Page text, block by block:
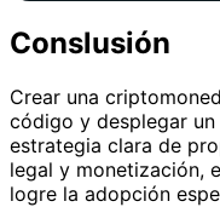
Conslusión
Crear una
código y desplegar
estrategia clara de
legal y monetización,
logre la adopción